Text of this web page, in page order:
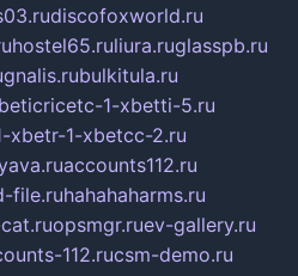
discofoxworld.ru
hostel65.ruliura.ruglasspb.ru
gnalis.rubulkitula.ru
1-xbetti-5.ru
xbetr-1-xbetcc-2.ru
accounts112.ru
file.ruhahahaharms.ru
opsmgr.ruev-gallery.ru
112.rucsm-demo.ru